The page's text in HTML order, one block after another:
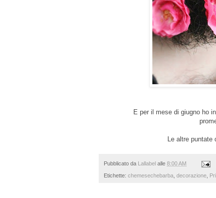
E per il mese di giugno ho
Le altre
Pubblicato da Lallabel alle 8:00 AM
Etichette: chemesechebarba decorazione